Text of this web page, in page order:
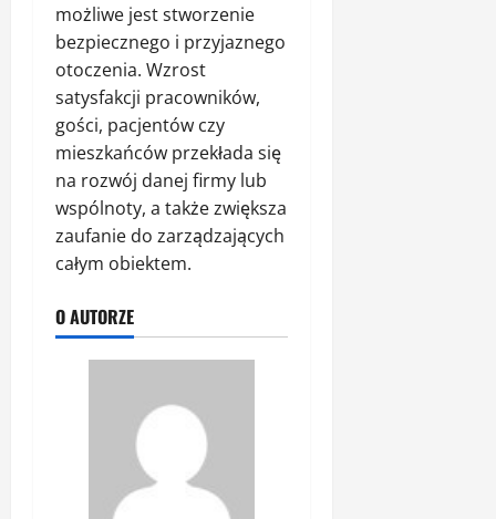
możliwe jest stworzenie
bezpiecznego i przyjaznego
otoczenia. Wzrost
satysfakcji pracowników,
gości, pacjentów czy
mieszkańców przekłada się
na rozwój danej firmy lub
wspólnoty, a także zwiększa
zaufanie do zarządzających
całym obiektem.
O AUTORZE